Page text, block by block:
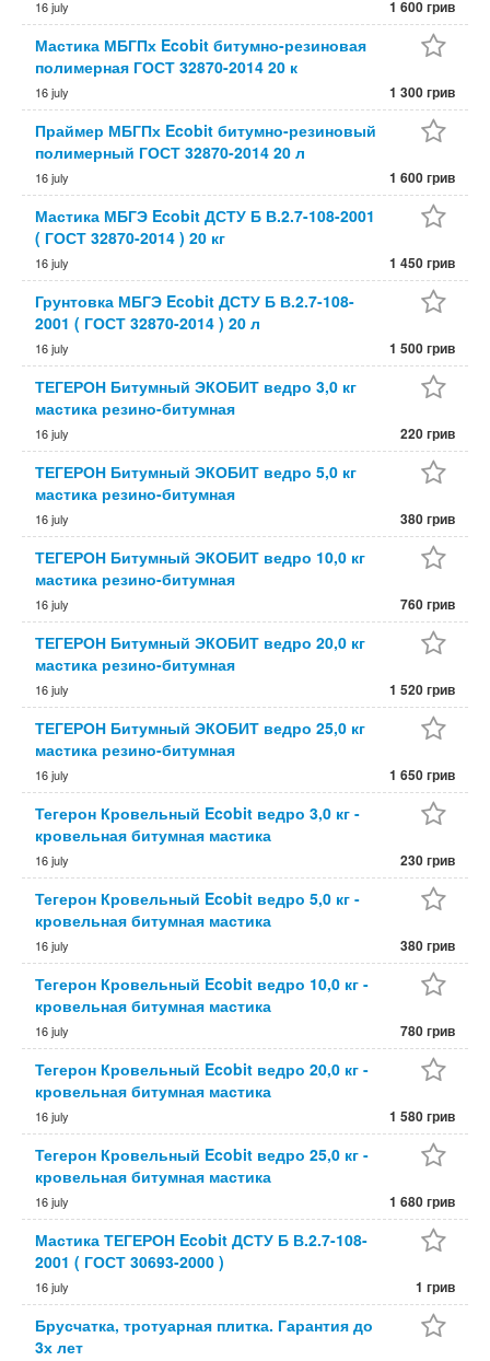
16 july 1 600 грив
Мастика МБГПх Ecobit битумно-резиновая
полимерная ГОСТ 32870-2014 20 к
16 july 1 300 грив
Праймер МБГПх Ecobit битумно-резиновый
полимерный ГОСТ 32870-2014 20 л
16 july 1 600 грив
Мастика МБГЭ Ecobit ДСТУ Б В.2.7-108-2001
( ГОСТ 32870-2014 ) 20 кг
16 july 1 450 грив
Грунтовка МБГЭ Ecobit ДСТУ Б В.2.7-108-
2001 ( ГОСТ 32870-2014 ) 20 л
16 july 1 500 грив
ТЕГЕРОН Битумный ЭКОБИТ ведро 3,0 кг
мастика резино-битумная
16 july 220 грив
ТЕГЕРОН Битумный ЭКОБИТ ведро 5,0 кг
мастика резино-битумная
16 july 380 грив
ТЕГЕРОН Битумный ЭКОБИТ ведро 10,0 кг
мастика резино-битумная
16 july 760 грив
ТЕГЕРОН Битумный ЭКОБИТ ведро 20,0 кг
мастика резино-битумная
16 july 1 520 грив
ТЕГЕРОН Битумный ЭКОБИТ ведро 25,0 кг
мастика резино-битумная
16 july 1 650 грив
Тегерон Кровельный Ecobit ведро 3,0 кг -
кровельная битумная мастика
16 july 230 грив
Тегерон Кровельный Ecobit ведро 5,0 кг -
кровельная битумная мастика
16 july 380 грив
Тегерон Кровельный Ecobit ведро 10,0 кг -
кровельная битумная мастика
16 july 780 грив
Тегерон Кровельный Ecobit ведро 20,0 кг -
кровельная битумная мастика
16 july 1 580 грив
Тегерон Кровельный Ecobit ведро 25,0 кг -
кровельная битумная мастика
16 july 1 680 грив
Мастика ТЕГЕРОН Ecobit ДСТУ Б В.2.7-108-
2001 ( ГОСТ 30693-2000 )
16 july 1 грив
Брусчатка, тротуарная плитка. Гарантия до
3х лет